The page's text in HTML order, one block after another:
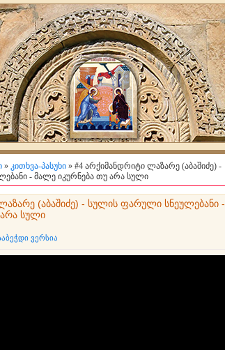
» კითხვა-პასუხი » #4 არქიმანდრიტი ლაზარე (აბაშიძე) -
- მალე იკურნება თუ არა სული
(აბაშიძე) - სულის ფარული სნეულებანი -
სული
ვერსია